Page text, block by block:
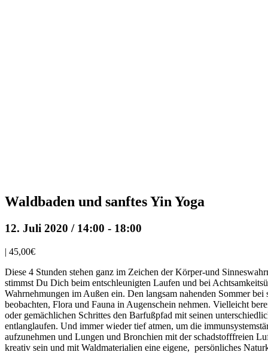
Waldbaden und sanftes Yin Yoga
12. Juli 2020 / 14:00 - 18:00
| 45,00€
Diese 4 Stunden stehen ganz im Zeichen der Körper-und
stimmst Du Dich beim entschleunigten Laufen und bei
Wahrnehmungen im Außen ein. Den langsam nahenden Sommer bei
beobachten, Flora und Fauna in Augenschein nehmen. Vielleicht
oder gemächlichen Schrittes den Barfußpfad mit seinen
entlanglaufen. Und immer wieder tief atmen, um die
aufzunehmen und Lungen und Bronchien mit der schadstofffreien
kreativ sein und mit Waldmaterialien eine eigene, persönliches